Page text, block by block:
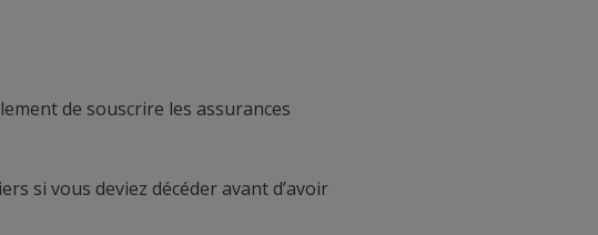
de souscrire les assurances
si vous deviez décéder avant d’avoir